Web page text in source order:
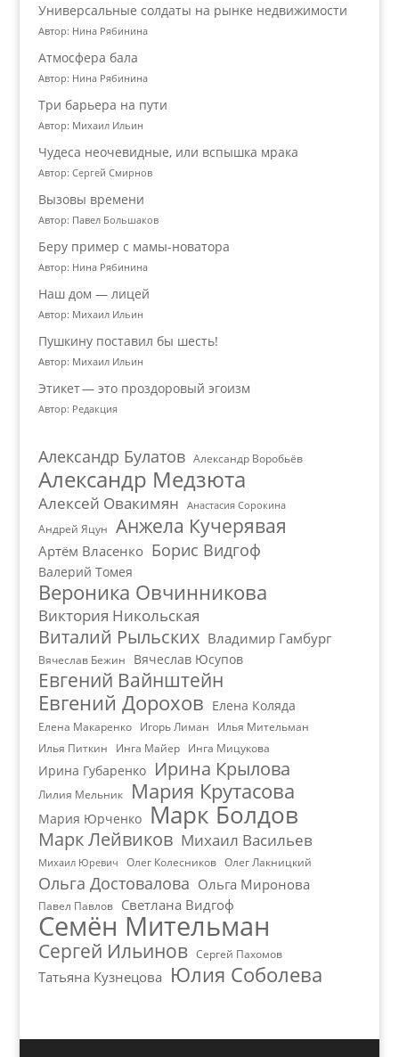
Универсальные солдаты на рынке недвижимости
Автор: Нина Рябинина
Атмосфера бала
Автор: Нина Рябинина
Три барьера на пути
Автор: Михаил Ильин
Чудеса неочевидные, или вспышка мрака
Автор: Сергей Смирнов
Вызовы времени
Автор: Павел Большаков
Беру пример с мамы-новатора
Автор: Нина Рябинина
Наш дом — лицей
Автор: Михаил Ильин
Пушкину поставил бы шесть!
Автор: Михаил Ильин
Этикет — это проздоровый эгоизм
Автор: Редакция
Александр Булатов Александр Воробьёв
Александр Медзюта
Алексей Овакимян Анастасия Сорокина
Андрей Яцун Анжела Кучерявая
Артём Власенко Борис Видгоф
Валерий Томея
Вероника Овчинникова
Виктория Никольская
Виталий Рыльских Владимир Гамбург
Вячеслав Бежин Вячеслав Юсупов
Евгений Вайнштейн
Евгений Дорохов Елена Коляда
Елена Макаренко Игорь Лиман
Илья Мительман
Илья Питкин
Инга Майер Инга Мицукова
Ирина Губаренко Ирина Крылова
Лилия Мельник Мария Крутасова
Мария Юрченко Марк Болдов
Марк Лейвиков Михаил Васильев
Михаил Юревич Олег Колесников Олег Лакницкий
Ольга Достовалова Ольга Миронова
Павел Павлов Светлана Видгоф
Семён Мительман
Сергей Ильинов Сергей Пахомов
Татьяна Кузнецова Юлия Соболева